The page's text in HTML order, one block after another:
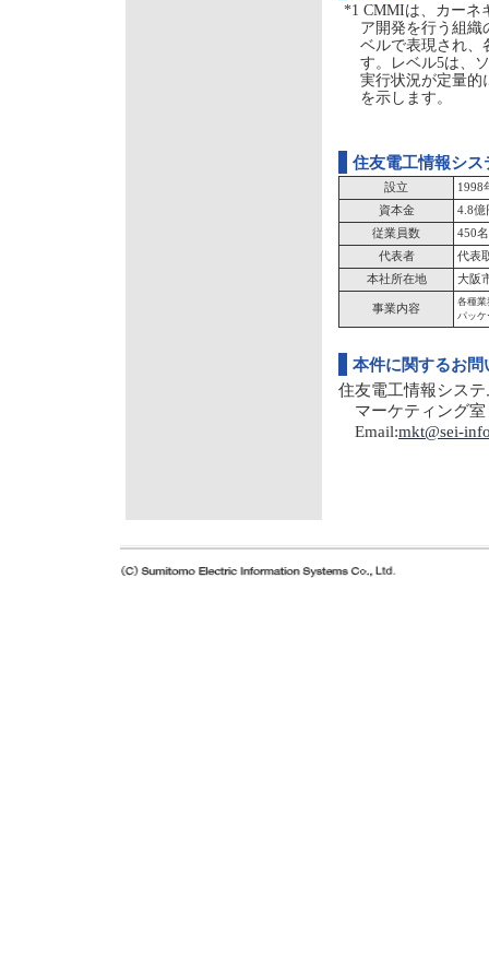
*1 CMMIは、カーネ
ア開発を行う組織
ベルで表現され、
す。レベル5は、
実行状況が定量的
を示します。
住友電工情報シ
設立
1998
資本金
4.8億
従業員数
450名
代表者
代表
本社所在地
大阪
事業内容
各種業
パッ
本件に関するお問
住友電工情報シス
マーケティング
Email:mkt@sei-